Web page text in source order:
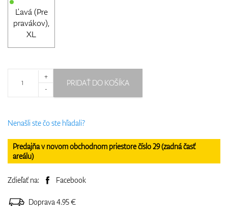
Ľavá (Pre
pravákov),
XL
+
-
PRIDAŤ DO KOŠÍKA
Nenašli ste čo ste hľadali?
Predajňa v novom obchodnom priestore číslo 29 (zadná časť
areálu)
Zdieľať na: Facebook
Doprava 4.95 €